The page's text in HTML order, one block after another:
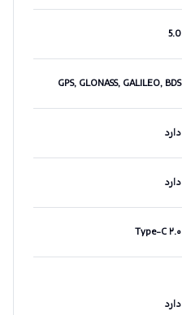
5.0
GPS, GLONASS, GALILEO, BDS
دارد
دارد
Type-C ۲.۰
دارد